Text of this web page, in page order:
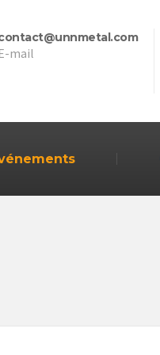
mail